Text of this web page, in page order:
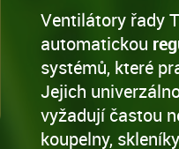
Ventilátory řady
automatickou
systémů, které
Jejich
vyžadují častou
koupelny,